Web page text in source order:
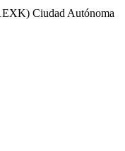
Ciudad Autónoma